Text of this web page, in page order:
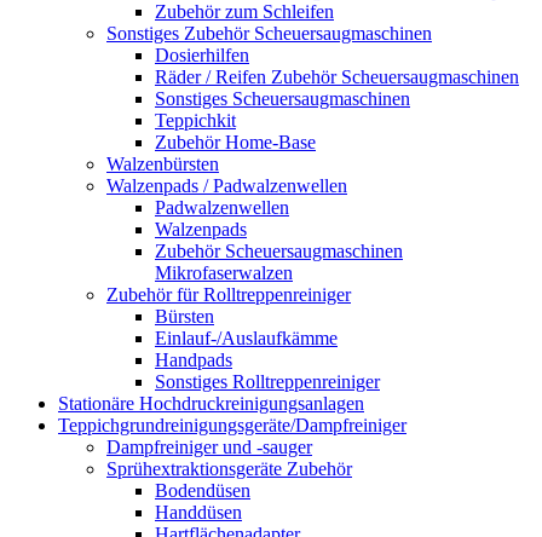
Zubehör zum Schleifen
Sonstiges Zubehör Scheuersaugmaschinen
Dosierhilfen
Räder / Reifen Zubehör Scheuersaugmaschinen
Sonstiges Scheuersaugmaschinen
Teppichkit
Zubehör Home-Base
Walzenbürsten
Walzenpads / Padwalzenwellen
Padwalzenwellen
Walzenpads
Zubehör Scheuersaugmaschinen
Mikrofaserwalzen
Zubehör für Rolltreppenreiniger
Bürsten
Einlauf-/Auslaufkämme
Handpads
Sonstiges Rolltreppenreiniger
Stationäre Hochdruckreinigungsanlagen
Teppichgrundreinigungsgeräte/Dampfreiniger
Dampfreiniger und -sauger
Sprühextraktionsgeräte Zubehör
Bodendüsen
Handdüsen